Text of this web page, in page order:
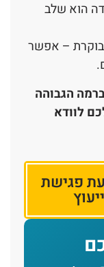
הוא שלב
– אפשר
הגבוהה
לוודא
פגישת
ייעוץ